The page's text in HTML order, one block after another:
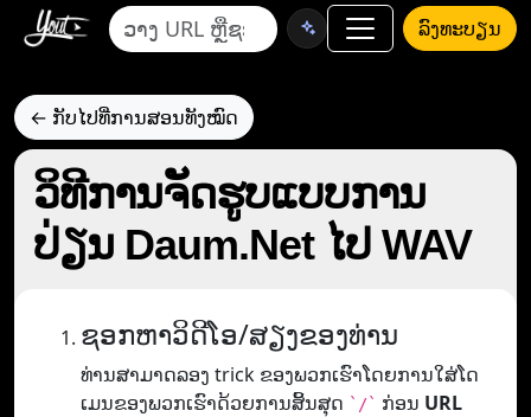
ລົງທະບຽນ
← ກັບໄປທີ່ການສອນທັງໝົດ
ວິທີການຈັດຮູບແບບການ
ປ່ຽນ Daum.Net ໄປ WAV
ຊອກຫາວິດີໂອ/ສຽງຂອງທ່ານ
ທ່ານສາມາດລອງ trick ຂອງພວກເຮົາໂດຍການໃສ່ໂດ
ເມນຂອງພວກເຮົາດ້ວຍການສິ້ນສຸດ `/` ກ່ອນ URL